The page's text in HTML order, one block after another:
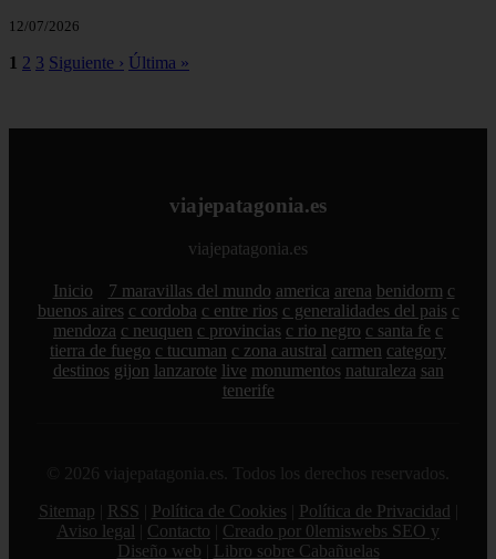
12/07/2026
1 2 3 Siguiente › Última »
viajepatagonia.es
viajepatagonia.es
Inicio 7 maravillas del mundo america arena benidorm c
buenos aires c cordoba c entre rios c generalidades del pais c
mendoza c neuquen c provincias c rio negro c santa fe c
tierra de fuego c tucuman c zona austral carmen category
destinos gijon lanzarote live monumentos naturaleza san
tenerife
© 2026 viajepatagonia.es. Todos los derechos reservados.
Sitemap
RSS Política de Cookies Política de Privacidad
Aviso legal
Contacto
Creado por 0lemiswebs SEO y
Diseño web
Libro sobre Cabañuelas